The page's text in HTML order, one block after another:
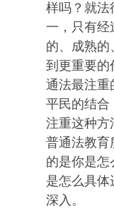
样吗？就法
一，只有经
的、成熟
到更重要的
通法最注重
平民的结合
注重这种方
普通法教育
的是你是
是怎么具
深入。